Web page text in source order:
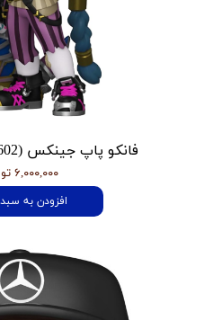
فانکو پاپ جینکس Arcane - Jinx (1602)
۶,۰۰۰,۰۰۰ تومان
افزودن به